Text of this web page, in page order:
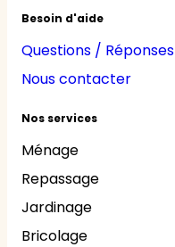
Besoin d'aide
Questions / Réponses
Nous contacter
Nos services
Ménage
Repassage
Jardinage
Bricolage